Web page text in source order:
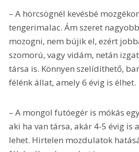
– A hörcsögnél kevésbé
tengerimalac. Ám szeret
mozogni, nem bújik el, ezért
szomorú, vagy vidám, netán
társa is. Könnyen szelídíthető,
félénk állat, amely 6 évig is élhet.
– A mongol futóegér is mókás
aki ha van társa, akár 4-5 évig is
lehet. Hirtelen mozdulatok